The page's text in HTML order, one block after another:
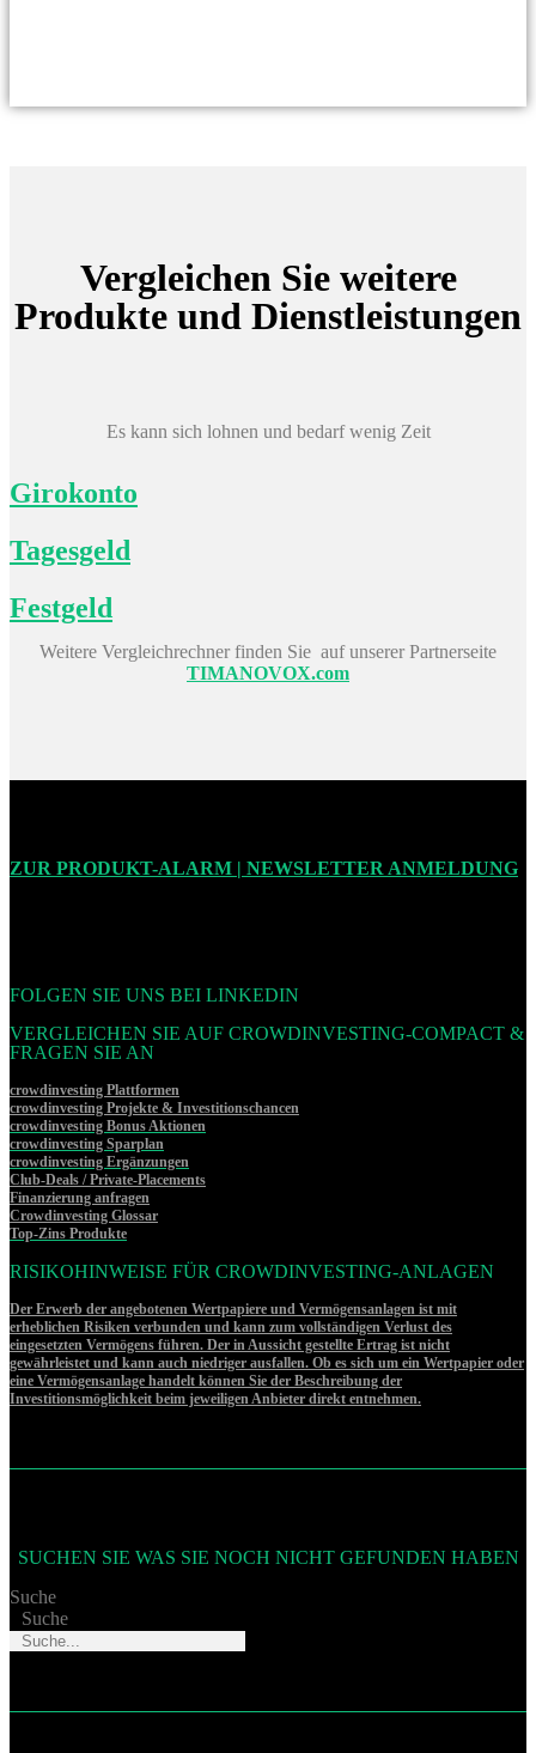
Vergleichen Sie weitere
Produkte und Dienstleistungen
Es kann sich lohnen und bedarf wenig Zeit
Girokonto
Tagesgeld
Festgeld
Weitere Vergleichrechner finden Sie auf unserer Partnerseite
TIMANOVOX.com
ZUR PRODUKT-ALARM | NEWSLETTER ANMELDUNG
FOLGEN SIE UNS BEI LINKEDIN
VERGLEICHEN SIE AUF CROWDINVESTING-COMPACT &
FRAGEN SIE AN
crowdinvesting Plattformen
crowdinvesting Projekte & Investitionschancen
crowdinvesting Bonus Aktionen
crowdinvesting Sparplan
crowdinvesting Ergänzungen
Club-Deals / Private-Placements
Finanzierung anfragen
Crowdinvesting Glossar
Top-Zins Produkte
RISIKOHINWEISE FÜR CROWDINVESTING-ANLAGEN
Der Erwerb der angebotenen Wertpapiere und Vermögensanlagen ist mit
erheblichen Risiken verbunden und kann zum vollständigen Verlust des
eingesetzten Vermögens führen. Der in Aussicht gestellte Ertrag ist nicht
gewährleistet und kann auch niedriger ausfallen. Ob es sich um ein Wertpapier oder
eine Vermögensanlage handelt können Sie der Beschreibung der
Investitionsmöglichkeit beim jeweiligen Anbieter direkt entnehmen.
SUCHEN SIE WAS SIE NOCH NICHT GEFUNDEN HABEN
Suche
Suche